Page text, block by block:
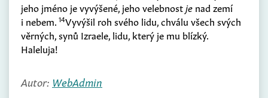
jeho jméno je vyvýšené, jeho velebnostje nad zemí
i nebem. 14Vyvýšil roh svého lidu, chválu všech svých
věrných, synů Izraele, lidu, který je mu blízký.
Haleluja!
Autor: WebAdmin